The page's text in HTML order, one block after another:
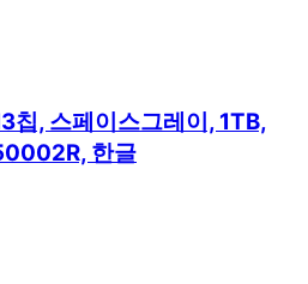
칩, 스페이스그레이, 1TB,
한글